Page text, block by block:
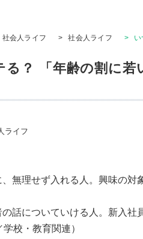
社会人ライフ > 社会人ライフ >
る？ 「年齢の割に若
ライフ
、無理せず入れる人。興味の
の話についていける人。新入
校・教育関連）